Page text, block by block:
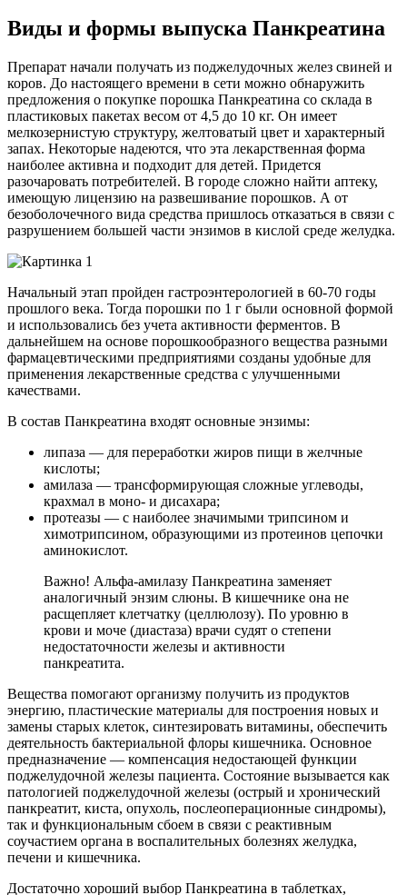
Виды и формы выпуска Панкреатина
Препарат начали получать из поджелудочных желез свиней и
коров. До настоящего времени в сети можно обнаружить
предложения о покупке порошка Панкреатина со склада в
пластиковых пакетах весом от 4,5 до 10 кг. Он имеет
мелкозернистую структуру, желтоватый цвет и характерный
запах. Некоторые надеются, что эта лекарственная форма
наиболее активна и подходит для детей. Придется
разочаровать потребителей. В городе сложно найти аптеку,
имеющую лицензию на развешивание порошков. А от
безоболочечного вида средства пришлось отказаться в связи с
разрушением большей части энзимов в кислой среде желудка.
Начальный этап пройден гастроэнтерологией в 60-70 годы
прошлого века. Тогда порошки по 1 г были основной формой
и использовались без учета активности ферментов. В
дальнейшем на основе порошкообразного вещества разными
фармацевтическими предприятиями созданы удобные для
применения лекарственные средства с улучшенными
качествами.
В состав Панкреатина входят основные энзимы:
липаза — для переработки жиров пищи в желчные
кислоты;
амилаза — трансформирующая сложные углеводы,
крахмал в моно- и дисахара;
протеазы — с наиболее значимыми трипсином и
химотрипсином, образующими из протеинов цепочки
аминокислот.
Важно! Альфа-амилазу Панкреатина заменяет
аналогичный энзим слюны. В кишечнике она не
расщепляет клетчатку (целлюлозу). По уровню в
крови и моче (диастаза) врачи судят о степени
недостаточности железы и активности
панкреатита.
Вещества помогают организму получить из продуктов
энергию, пластические материалы для построения новых и
замены старых клеток, синтезировать витамины, обеспечить
деятельность бактериальной флоры кишечника. Основное
предназначение — компенсация недостающей функции
поджелудочной железы пациента. Состояние вызывается как
патологией поджелудочной железы (острый и хронический
панкреатит, киста, опухоль, послеоперационные синдромы),
так и функциональным сбоем в связи с реактивным
соучастием органа в воспалительных болезнях желудка,
печени и кишечника.
Достаточно хороший выбор Панкреатина в таблетках,